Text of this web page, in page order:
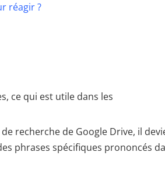
réagir ?
ce qui est utile dans les
recherche de Google Drive, il
phrases spécifiques prononcés